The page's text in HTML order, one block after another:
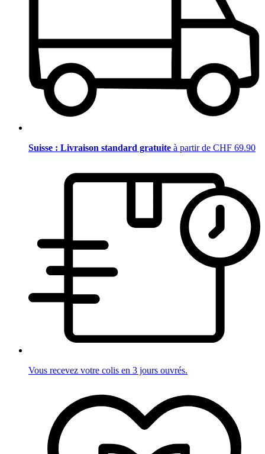
Suisse : Livraison standard gratuite à partir de CHF 69.90
Vous recevez votre colis en 3 jours ouvrés.